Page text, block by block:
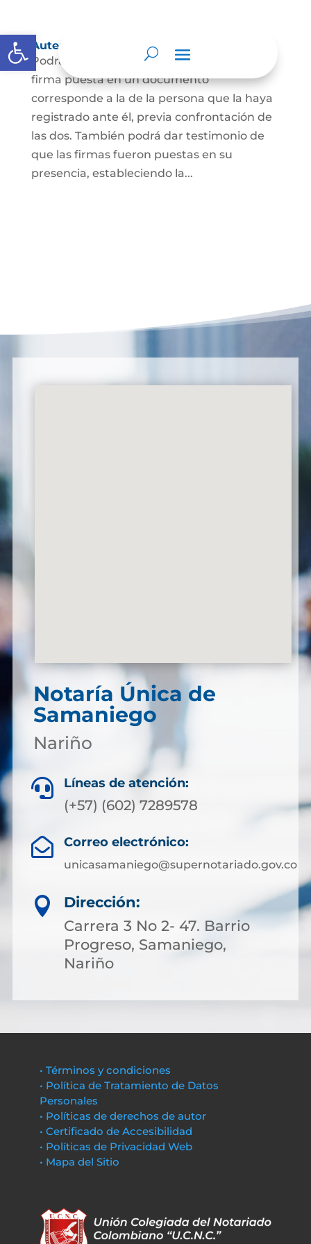
Abrir barra de herramientas
Autenticación de Firma
Podrá dar testimonio escrito de que la
firma puesta en un documento
corresponde a la de la persona que la haya
registrado ante él, previa confrontación de
las dos. También podrá dar testimonio de
que las firmas fueron puestas en su
presencia, estableciendo la...
Notaría Única de
Samaniego
Nariño
 Líneas de atención:
(+57) (602) 7289578
 Correo electrónico:
unicasamaniego@supernotariado.gov.co

Dirección:
Carrera 3 No 2- 47. Barrio
Progreso, Samaniego,
Nariño
• Términos y condiciones
• Política de Tratamiento de Datos
Personales
• Políticas de derechos de autor
• Certificado de Accesibilidad
• Políticas de Privacidad Web
• Mapa del Sitio